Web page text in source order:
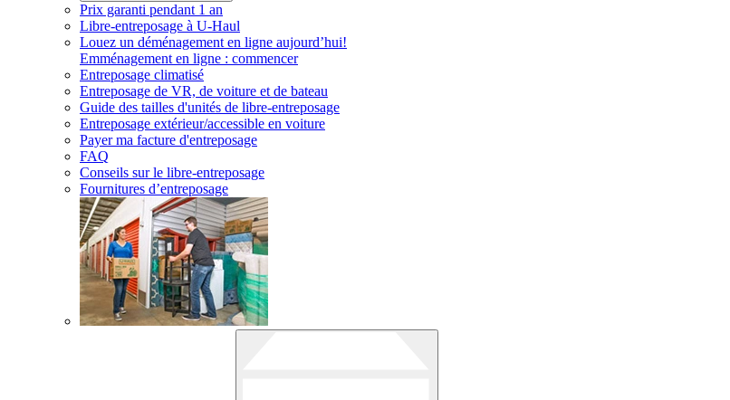
Prix garanti pendant 1 an
Libre-entreposage à U-Haul
Louez un déménagement en ligne aujourd’hui!
Emménagement en ligne : commencer
Entreposage climatisé
Entreposage de VR, de voiture et de bateau
Guide des tailles d'unités de libre-entreposage
Entreposage extérieur/accessible en voiture
Payer ma facture d'entreposage
FAQ
Conseils sur le libre-entreposage
Fournitures d’entreposage